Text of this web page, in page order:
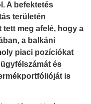
A befektetés
területén
meg afelé, hogy a
a balkáni
piaci pozíciókat
és
is